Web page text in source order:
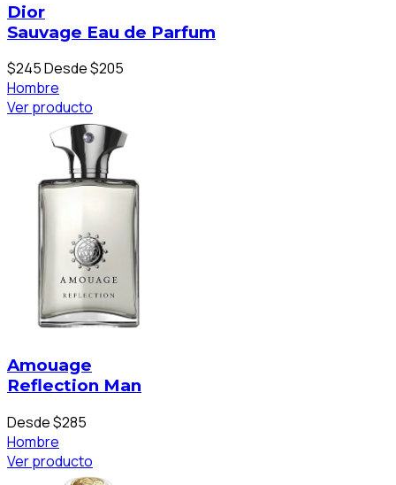
Dior
Sauvage Eau de Parfum
$245Desde $205
Hombre
Ver producto
Amouage
Reflection Man
Desde $285
Hombre
Ver producto